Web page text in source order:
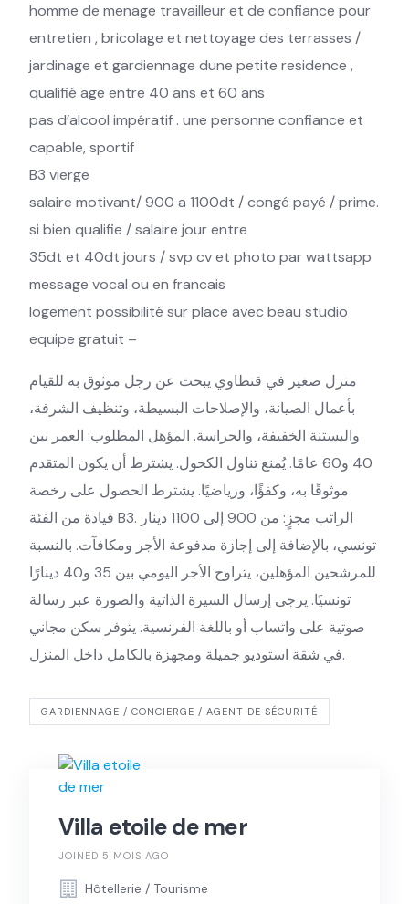
homme de menage travailleur et de confiance pour
entretien , bricolage et nettoyage des terrasses /
jardinage et gardiennage dune petite residence ,
qualifié age entre 40 ans et 60 ans
pas d’alcool impératif . une personne confiance et
capable, sportif
B3 vierge
salaire motivant/ 900 a 1100dt / congé payé / prime.
si bien qualifie / salaire jour entre
35dt et 40dt jours / svp cv et photo par wattsapp
message vocal ou en francais
logement possibilité sur place avec beau studio
equipe gratuit –
منزل صغير في قنطاوي يبحث عن رجل موثوق به للقيام
بأعمال الصيانة، والإصلاحات البسيطة، وتنظيف الشرفة،
والبستنة الخفيفة، والحراسة. المؤهل المطلوب: العمر بين
40 و60 عامًا. يُمنع تناول الكحول. يشترط أن يكون المتقدم
موثوقًا به، وكفؤًا، ورياضيًا. يشترط الحصول على رخصة
قيادة من الفئة B3. الراتب مجزٍ: من 900 إلى 1100 دينار
تونسي، بالإضافة إلى إجازة مدفوعة الأجر ومكافآت. بالنسبة
للمرشحين المؤهلين، يتراوح الأجر اليومي بين 35 و40 دينارًا
تونسيًا. يرجى إرسال السيرة الذاتية والصورة عبر رسالة
صوتية على واتساب أو باللغة الفرنسية. يتوفر سكن مجاني
في شقة استوديو جميلة ومجهزة بالكامل داخل المنزل.
GARDIENNAGE / CONCIERGE / AGENT DE SÉCURITÉ
Villa etoile de mer
JOINED 5 MOIS AGO
Hôtellerie / Tourisme